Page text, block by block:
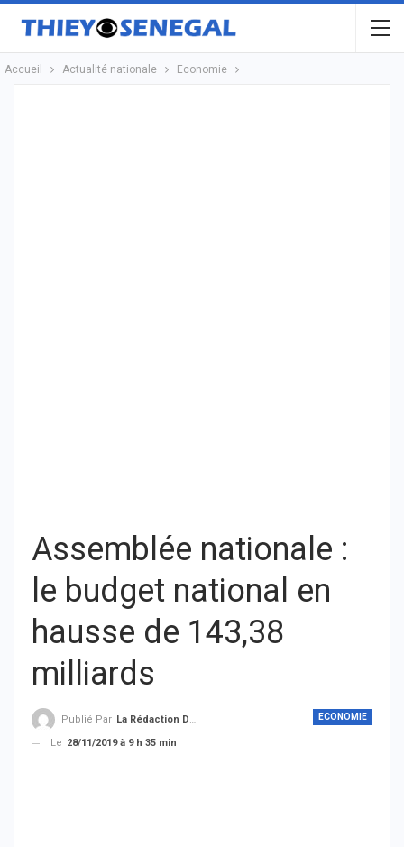
Accueil Actualité nationale Economie
Assemblée nationale :
le budget national en
hausse de 143,38
milliards
ECONOMIE
Publié Par La Rédaction De THIEYSENEGAL.com
Le 28/11/2019 à 9 h 35 min